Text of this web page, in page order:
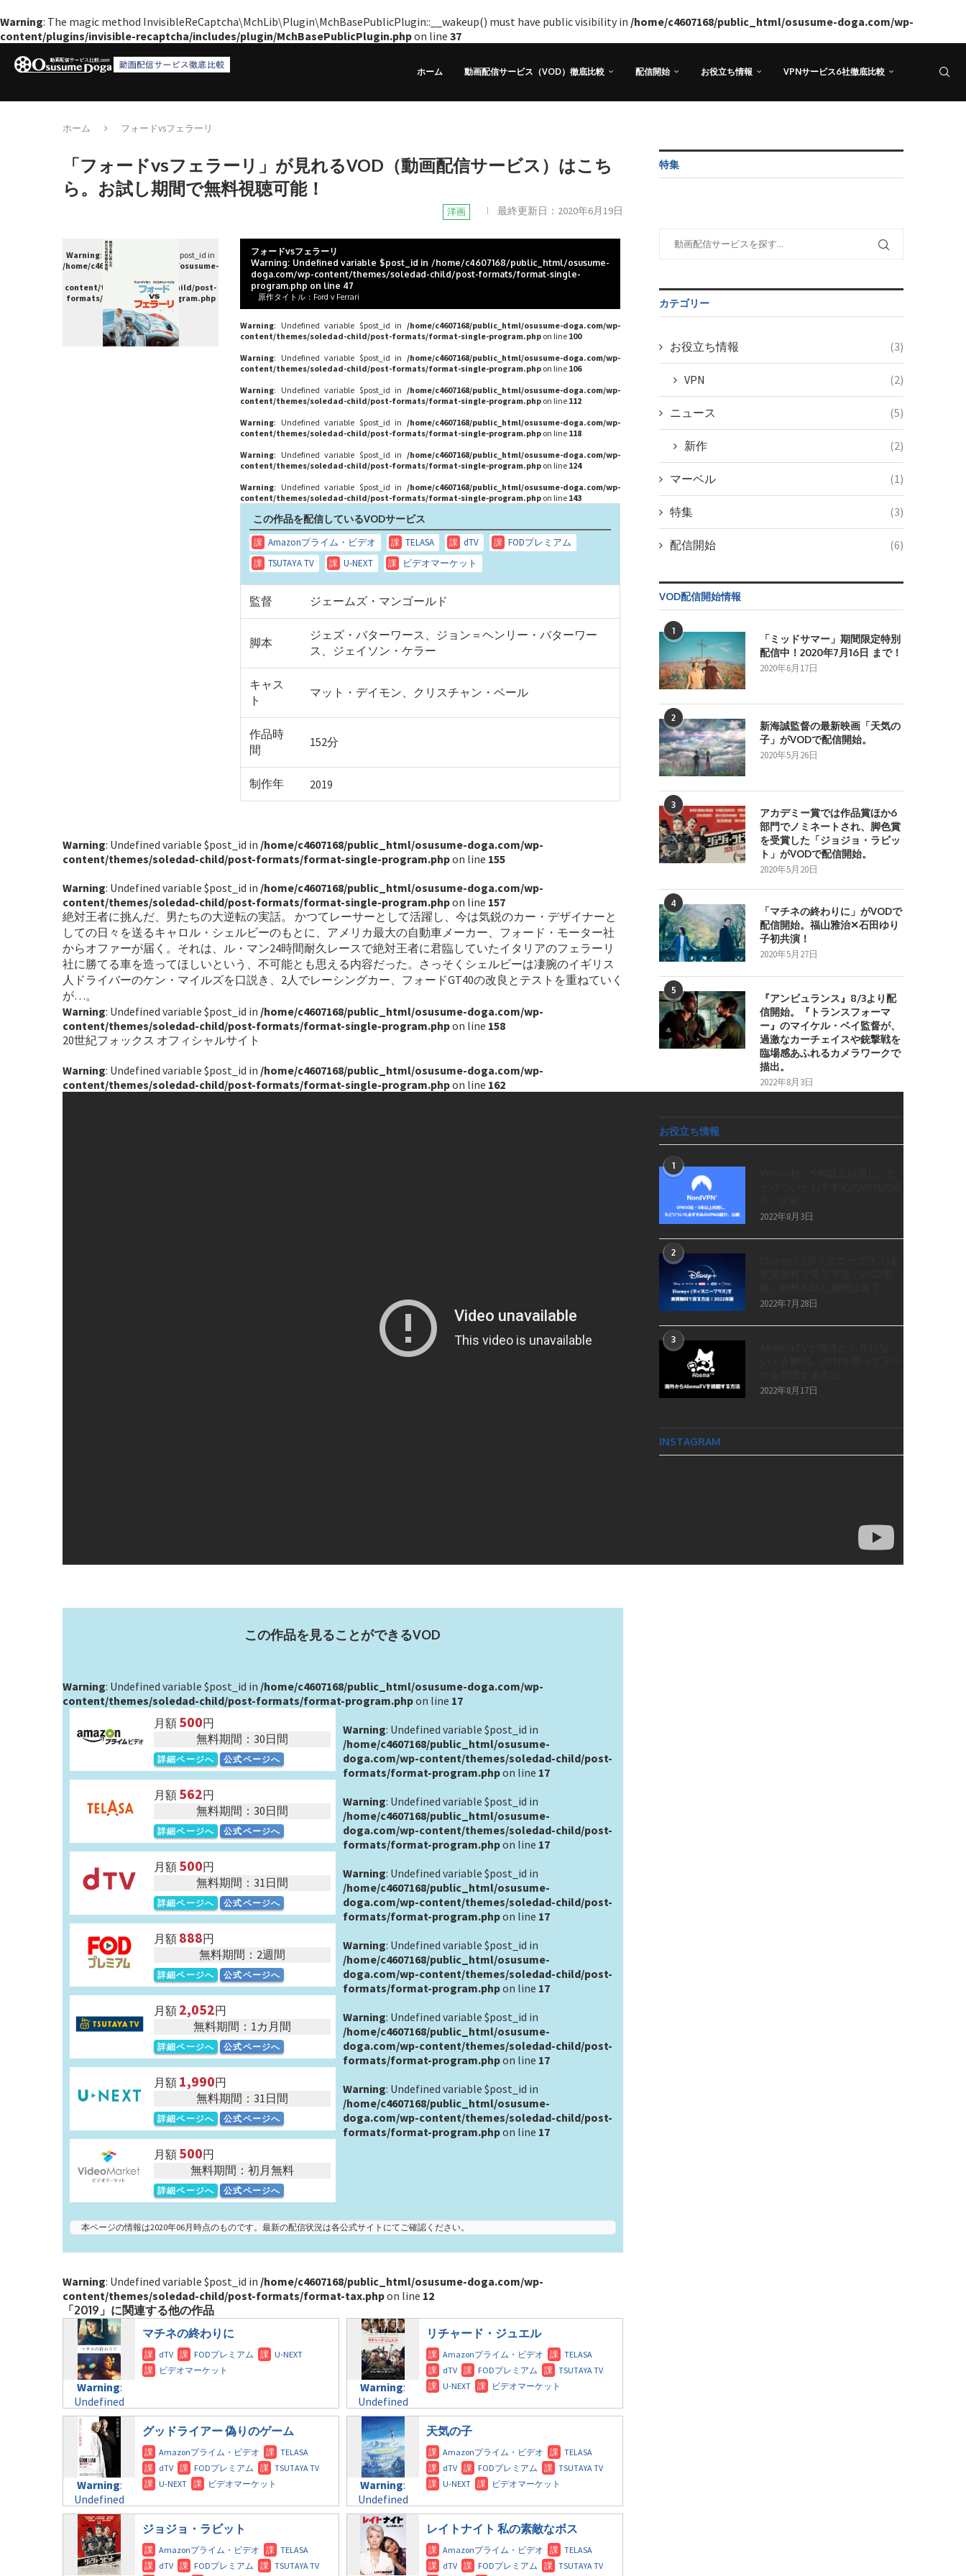
Warning: The magic method InvisibleReCaptcha\MchLib\Plugin\MchBasePublicPlugin::__wakeup() must have public visibility in /home/c4607168/public_html/osusume-doga.com/wp-
content/plugins/invisible-recaptcha/includes/plugin/MchBasePublicPlugin.phpon line 37
ホーム 動画配信サービス（VOD）徹底比較 配信開始 お役立ち情報 VPNサービス6社徹底比較
ホーム フォードvsフェラーリ
「フォードvsフェラーリ」が見れるVOD（動画配信サービス）はこち
ら。お試し期間で無料視聴可能！
洋画 最終更新日： 2020年6月19日
Warning: Undefined variable $post_id in
/home/c4607168/public_html/osusume-
content/themes/soledad-child/post-
formats/format-single-program.php
on line38
フォードvsフェラーリ
Warning: Undefined variable $post_id in /home/c4607168/public_html/osusume-
doga.com/wp-content/themes/soledad-child/post-formats/format-single-
program.php on line 47
原作タイトル：Ford v Ferrari
Warning: Undefined variable $post_id in /home/c4607168/public_html/osusume-doga.com/wp-
content/themes/soledad-child/post-formats/format-single-program.php on line 100
Warning: Undefined variable $post_id in /home/c4607168/public_html/osusume-doga.com/wp-
content/themes/soledad-child/post-formats/format-single-program.php on line 106
Warning: Undefined variable $post_id in /home/c4607168/public_html/osusume-doga.com/wp-
content/themes/soledad-child/post-formats/format-single-program.php on line 112
Warning: Undefined variable $post_id in /home/c4607168/public_html/osusume-doga.com/wp-
content/themes/soledad-child/post-formats/format-single-program.php on line 118
Warning: Undefined variable $post_id in /home/c4607168/public_html/osusume-doga.com/wp-
content/themes/soledad-child/post-formats/format-single-program.php on line 124
Warning: Undefined variable $post_id in /home/c4607168/public_html/osusume-doga.com/wp-
content/themes/soledad-child/post-formats/format-single-program.php on line 143
この作品を配信しているVODサービス
監督 ジェームズ・マンゴールド
脚本
ジェズ・バターワース、ジョン＝ヘンリー・バターワー
ス、ジェイソン・ケラー
キャス
ト
マット・デイモン、クリスチャン・ベール
作品時
間
152分
制作年 2019
Warning: Undefined variable $post_id in /home/c4607168/public_html/osusume-doga.com/wp-
content/themes/soledad-child/post-formats/format-single-program.phpon line 155
Warning: Undefined variable $post_id in /home/c4607168/public_html/osusume-doga.com/wp-
content/themes/soledad-child/post-formats/format-single-program.phpon line 157
絶対王者に挑んだ、男たちの大逆転の実話。 かつてレーサーとして活躍し、今は気鋭のカー・デザイナーと
しての日々を送るキャロル・シェルビーのもとに、アメリカ最大の自動車メーカー、フォード・モーター社
からオファーが届く。それは、ル・マン24時間耐久レースで絶対王者に君臨していたイタリアのフェラーリ
社に勝てる車を造ってほしいという、不可能とも思える内容だった。さっそくシェルビーは凄腕のイギリス
人ドライバーのケン・マイルズを口説き、2人でレーシングカー、フォードGT40の改良とテストを重ねていく
が…。
Warning: Undefined variable $post_id in /home/c4607168/public_html/osusume-doga.com/wp-
content/themes/soledad-child/post-formats/format-single-program.phpon line 158
20世紀フォックス オフィシャルサイト
Warning: Undefined variable $post_id in /home/c4607168/public_html/osusume-doga.com/wp-
content/themes/soledad-child/post-formats/format-single-program.phpon line 162
この作品を見ることができるVOD
Warning: Undefined variable $post_id in /home/c4607168/public_html/osusume-doga.com/wp-
content/themes/soledad-child/post-formats/format-program.phpon line 17
月額 500円
無料期間：30日間
詳細ページへ 公式ページへ
Warning: Undefined variable $post_id in
/home/c4607168/public_html/osusume-
doga.com/wp-content/themes/soledad-child/post-
formats/format-program.phpon line 17
月額 562円
無料期間：30日間
詳細ページへ 公式ページへ
Warning: Undefined variable $post_id in
/home/c4607168/public_html/osusume-
doga.com/wp-content/themes/soledad-child/post-
formats/format-program.phpon line 17
月額 500円
無料期間：31日間
詳細ページへ 公式ページへ
Warning: Undefined variable $post_id in
/home/c4607168/public_html/osusume-
doga.com/wp-content/themes/soledad-child/post-
formats/format-program.phpon line 17
月額 888円
無料期間：2週間
詳細ページへ 公式ページへ
Warning: Undefined variable $post_id in
/home/c4607168/public_html/osusume-
doga.com/wp-content/themes/soledad-child/post-
formats/format-program.phpon line 17
月額 2,052円
無料期間：1カ月間
詳細ページへ 公式ページへ
Warning: Undefined variable $post_id in
/home/c4607168/public_html/osusume-
doga.com/wp-content/themes/soledad-child/post-
formats/format-program.phpon line 17
月額 1,990円
無料期間：31日間
詳細ページへ 公式ページへ
Warning: Undefined variable $post_id in
/home/c4607168/public_html/osusume-
doga.com/wp-content/themes/soledad-child/post-
formats/format-program.phpon line 17
月額 500円
無料期間：初月無料
詳細ページへ 公式ページへ
本ページの情報は2020年06月時点のものです。最新の配信状況は各公式サイトにてご確認ください。
Warning: Undefined variable $post_id in /home/c4607168/public_html/osusume-doga.com/wp-
content/themes/soledad-child/post-formats/format-tax.phpon line 12
「2019」に関連する他の作品
Warning:
Undefined
variable
$post_id in
/home/c4607168/public_html/osusume-
doga.com/wp-
content/themes/soledad-
child/post-
formats/format-
tax.phpon
line31
Warning:
マチネの終わりに
Warning:
Undefined
variable
$post_id in
/home/c4607168/public_html/osusume-
doga.com/wp-
content/themes/soledad-
child/post-
formats/format-
tax.phpon
line31
Warning:
リチャード・ジュエル
Warning:
Undefined
variable
$post_id in
/home/c4607168/public_html/osusume-
doga.com/wp-
content/themes/soledad-
グッドライアー 偽りのゲーム
Warning:
Undefined
variable
$post_id in
/home/c4607168/public_html/osusume-
doga.com/wp-
content/themes/soledad-
天気の子
ジョジョ・ラビット レイトナイト 私の素敵なボス
特集
カテゴリー
お役立ち情報 (3)
VPN (2)
ニュース (5)
新作 (2)
マーベル (1)
特集 (3)
配信開始 (6)
VOD配信開始情報
1
「ミッドサマー」期間限定特別
配信中！2020年7月16日 まで！
2020年6月17日
2
新海誠監督の最新映画「天気の
子」がVODで配信開始。
2020年5月26日
3
アカデミー賞では作品賞ほか6
部門でノミネートされ、脚色賞
を受賞した「ジョジョ・ラビッ
ト」がVODで配信開始。
2020年5月20日
4
「マチネの終わりに」がVODで
配信開始。福山雅治✕石田ゆり
子初共演！
2020年5月27日
5
『アンビュランス』8/3より配
信開始。『トランスフォーマ
ー』のマイケル・ベイ監督が、
過激なカーチェイスや銃撃戦を
臨場感あふれるカメラワークで
描出。
2022年8月3日
お役立ち情報
1
2022年8月3日
2
2022年7月28日
3
2022年8月17日
INSTAGRAM